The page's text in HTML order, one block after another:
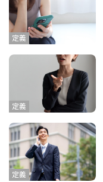
定義
定義
定義